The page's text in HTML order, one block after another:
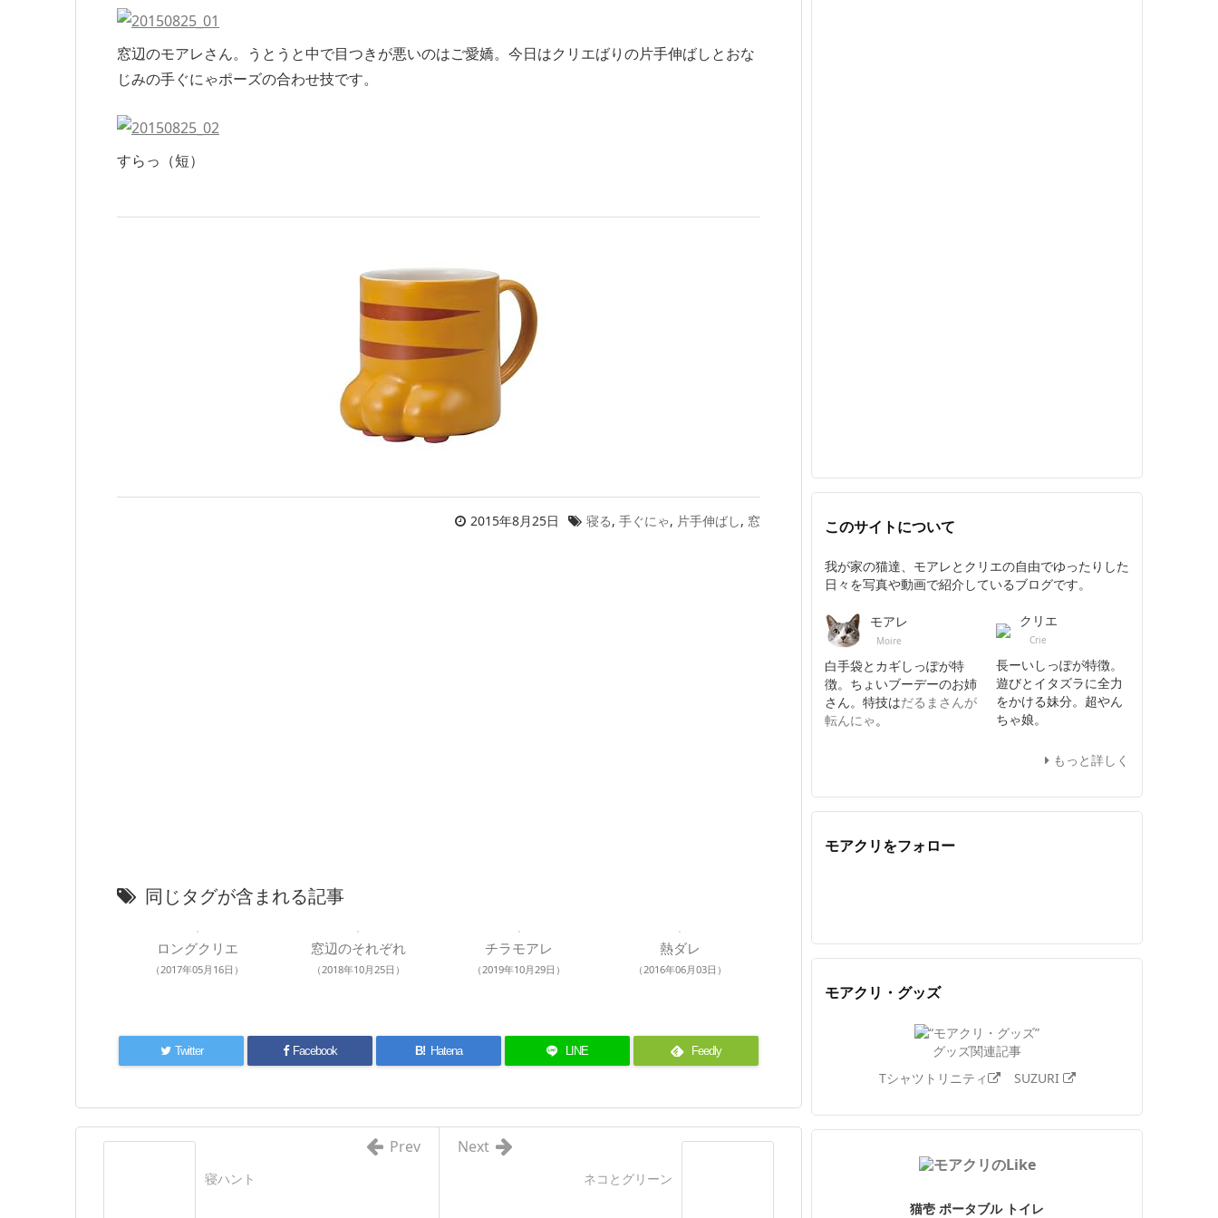
窓辺のモアレさん。うとうと中で目つきが悪いのはご愛嬌。今日はクリエばりの片手伸ばしとおな
じみの手ぐにゃポーズの合わせ技です。
すらっ（短）
2015年8月25日 寝る, 手ぐにゃ, 片手伸ばし, 窓
同じタグが含まれる記事
ロングクリエ
（2017年05月16日）
窓辺のそれぞれ
（2018年10月25日）
チラモアレ
（2019年10月29日）
熱ダレ
（2016年06月03日）
Twitter Facebook B! Hatena LINE Feedly
ネコとグリーン
Next
寝ハント
Prev
このサイトについて
我が家の猫達、モアレとクリエの自由でゆったりした
日々を写真や動画で紹介しているブログです。
モアレ
Moire
白手袋とカギしっぽが特
徴。ちょいブーデーのお姉
さん。特技はだるまさんが
転んにゃ。
クリエ
Crie
長ーいしっぽが特徴。
遊びとイタズラに全力
をかける妹分。超やん
ちゃ娘。
もっと詳しく
モアクリをフォロー
モアクリ・グッズ
グッズ関連記事
Tシャツトリニティ
SUZURI
猫壱 ポータブル トイレ